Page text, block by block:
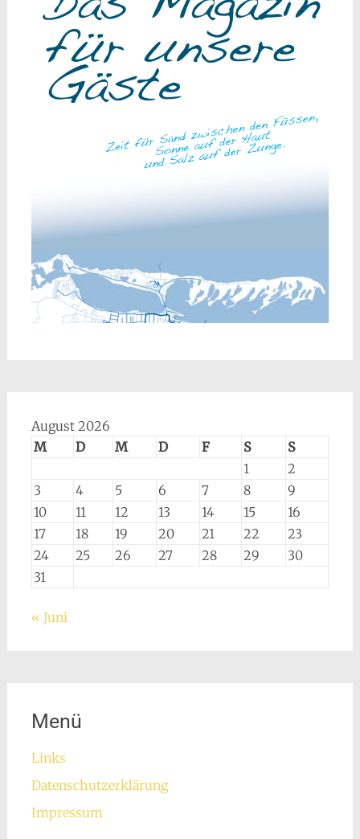
August 2026
M
D M D F S
S
1
2
3
4 5 6 7 8
9
10
11 12 13 14 15
16
17
18 19 20 21 22
23
24
25 26 27 28 29
30
31
« Juni
Menü
Links
Datenschutzerklärung
Impressum